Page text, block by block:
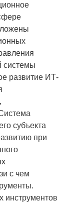
системы
развитие ИТ-
субъекта
при
с чем
инструментов